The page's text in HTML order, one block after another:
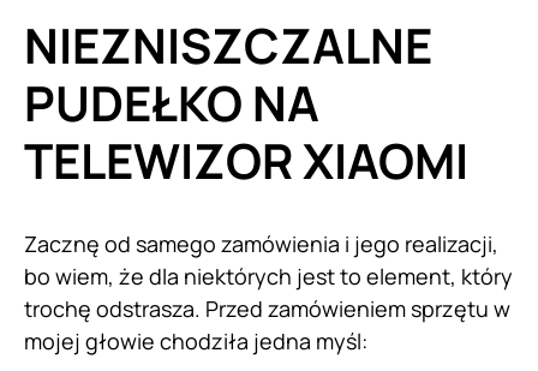
NIEZNISZCZALNE
PUDEŁKO NA
TELEWIZORXIAOMI
Zacznę od samego zamówienia i jego realizacji,
bo wiem, że dla niektórych jest to element, który
trochę odstrasza. Przed zamówieniem sprzętu w
mojej głowie chodziła jedna myśl: